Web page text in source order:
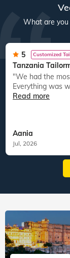
What are you
5 Customized
Tanzania
"We had the most seamless experience.
Everything was
Read more
Aania
Jul, 2026